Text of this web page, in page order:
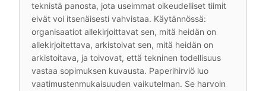
teknistä panosta, jota useimmat oikeudelliset tiimit
eivät voi itsenäisesti vahvistaa. Käytännössä:
organisaatiot allekirjoittavat sen, mitä heidän on
allekirjoitettava, arkistoivat sen, mitä heidän on
arkistoitava, ja toivovat, että tekninen todellisuus
vastaa sopimuksen kuvausta. Paperihirviö luo
vaatimustenmukaisuuden vaikutelman. Se harvoin